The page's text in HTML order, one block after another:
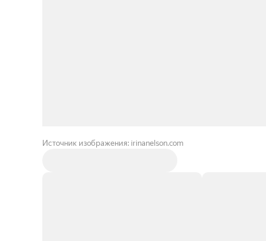
Источник изображения: irinanelson.com